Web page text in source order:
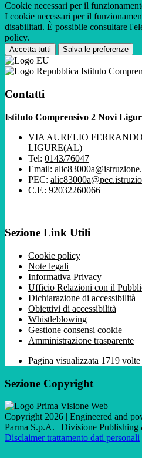
Cookie necessari per il
I cookie necessari per il
disabilitati. È possibile consultare
policy.
Accetta tutti Salva le preferenze
Istituto
Contatti
Istituto Comprensivo 2 Novi
VIA AURELIO
LIGURE(AL)
Tel: 0143/76047
Email:
PEC:
C.F.: 92032260066
Sezione Link Utili
Cookie policy
Note legali
Informativa Privacy
Ufficio Relazioni con il
Dichiarazione di accessibilità
Obiettivi di accessibilità
Whistleblowing
Gestione consensi cookie
Amministrazione trasparente
Pagina visualizzata 1719 volte
Sezione Copyright
Copyright 2026 | Engineered and
Parma S.p.A. | Divisione
Disclaimer trattamento dati personali